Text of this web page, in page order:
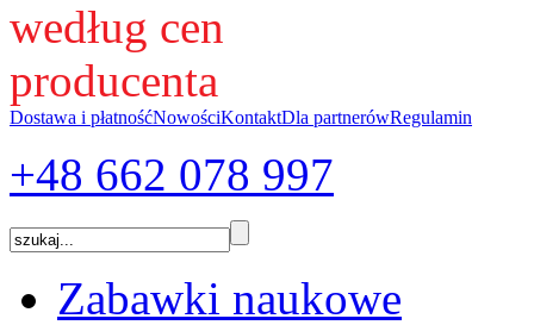
według cen
producenta
Dostawa i płatnośćNowościKontaktDla partnerówRegulamin
+48 662 078 997
Zabawki naukowe